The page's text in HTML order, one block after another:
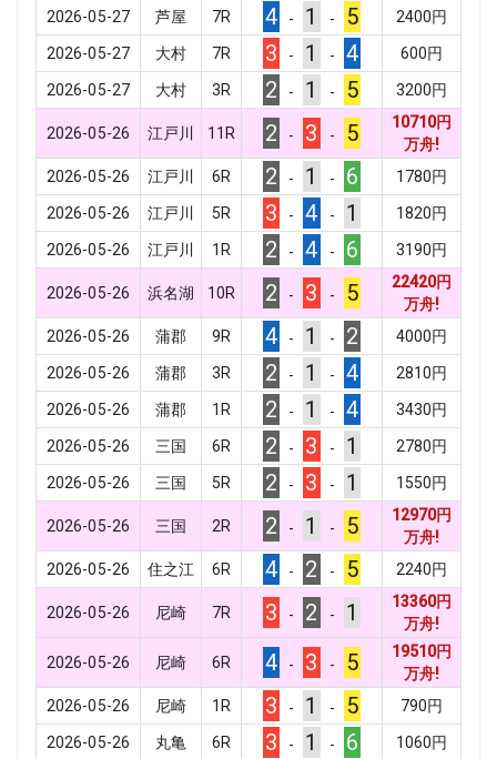
2026-05-27 芦屋 7R 4 - 1 - 5 2400円
2026-05-27 大村 7R 3 - 1 - 4 600円
2026-05-27 大村 3R 2 - 1 - 5 3200円
2026-05-26 江戸川 11 R 2 - 3 - 5 10710円
万舟!
2026-05-26
江戸川 6R 2 - 1 - 6 1780円
2026-05-26 江戸川 5R 3 - 4 - 1 1820円
2026-05-26 江戸川 1 R 2 - 4 - 6 3190円
2026-05-26 浜名湖 10R 2 - 3 - 5 22420円
万舟!
2026-05-26
蒲郡 9R 4 - 1 - 2 4000円
2026-05-26 蒲郡 3R 2 - 1 - 4 2810円
2026-05-26 蒲郡 1 R 2 - 1 - 4 3430円
2026-05-26 三国 6R 2 - 3 - 1 2780円
2026-05-26 三国 5R 2 - 3 - 1 1550円
2026-05-26 三国 2R 2 - 1 - 5 12970円
万舟!
2026-05-26
住之江 6R 4 - 2 - 5 2240円
2026-05-26 尼崎 7R 3 - 2 - 1 13360円
万舟!
2026-05-26 尼崎 6R 4 - 3 - 5 19510円
万舟!
2026-05-26
尼崎 1 R 3 - 1 - 5 790円
2026-05-26 丸亀 6R 3 - 1 - 6 1060円